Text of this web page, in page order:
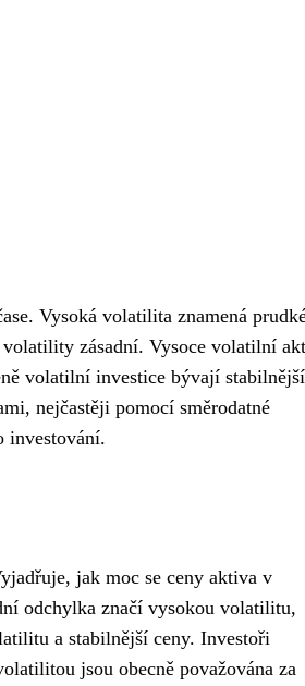
Vysoká volatilita znamená
zásadní. Vysoce volatilní
volatilní investice bývají
nejčastěji pomocí směrodatné
investování.
jak moc se ceny aktiva v
odchylka značí vysokou volatilitu,
a stabilnější ceny. Investoři
jsou obecně považována za